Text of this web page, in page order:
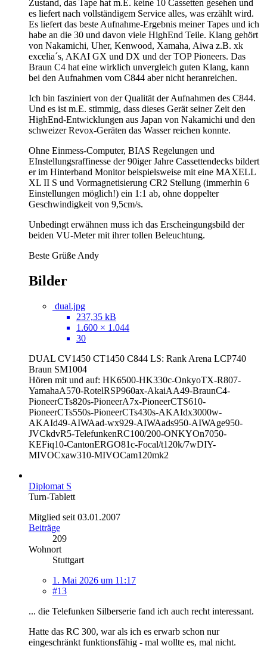
Zustand, das Tape hat m.E. keine 10 Cassetten gesehen und
es liefert nach vollständigem Service alles, was erzählt wird.
Es liefert das beste Aufnahme-Ergebnis meiner Tapes und ich
habe an die 30 und davon viele HighEnd Teile. Klang gehört
von Nakamichi, Uher, Kenwood, Xamaha, Aiwa z.B. xk
excelia´s, AKAI GX und DX und der TOP Pioneers. Das
Braun C4 hat eine wirklich unvergleich guten Klang, kann
bei den Aufnahmen vom C844 aber nicht heranreichen.
Ich bin fasziniert von der Qualität der Aufnahmen des C844.
Und es ist m.E. stimmig, dass dieses Gerät seiner Zeit den
HighEnd-Entwicklungen aus Japan von Nakamichi und den
schweizer Revox-Geräten das Wasser reichen konnte.
Ohne Einmess-Computer, BIAS Regelungen und
EInstellungsraffinesse der 90iger Jahre Cassettendecks bildert
er im Hinterband Monitor beispielsweise mit eine MAXELL
XL II S und Vormagnetisierung CR2 Stellung (immerhin 6
Einstellungen möglich!) ein 1:1 ab, ohne doppelter
Geschwindigkeit von 9,5cm/s.
Unbedingt erwähnen muss ich das Erscheingungsbild der
beiden VU-Meter mit ihrer tollen Beleuchtung.
Beste Grüße Andy
Bilder
dual.jpg
237,35 kB
1.600 × 1.044
30
DUAL CV1450 CT1450 C844 LS: Rank Arena LCP740
Braun SM1004
Hören mit und auf: HK6500-HK330c-OnkyoTX-R807-
YamahaA570-RotelRSP960ax-AkaiAA49-BraunC4-
PioneerCTs820s-PioneerA7x-PioneerCTS610-
PioneerCTs550s-PioneerCTs430s-AKAIdx3000w-
AKAId49-AIWAad-wx929-AIWAads950-AIWAge950-
JVCkdvR5-TelefunkenRC100/200-ONKYOn7050-
KEFiq10-CantonERGO81c-Focal/t120k/7wDIY-
MIVOCxaw310-MIVOCam120mk2
Diplomat S
Turn-Tablett
Mitglied seit 03.01.2007
Beiträge
209
Wohnort
Stuttgart
1. Mai 2026 um 11:17
#13
... die Telefunken Silberserie fand ich auch recht interessant.
Hatte das RC 300, war als ich es erwarb schon nur
eingeschränkt funktionsfähig - mal wollte es, mal nicht.